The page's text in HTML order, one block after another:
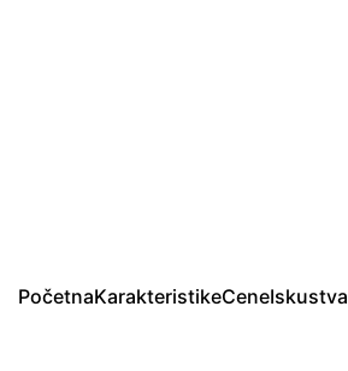
PočetnaKarakteristikeCeneIskustva